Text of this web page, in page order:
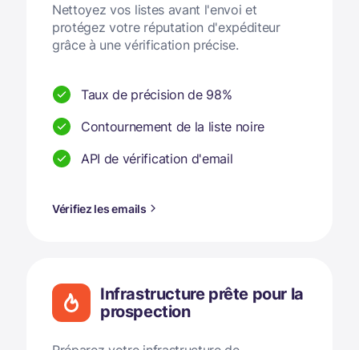
Nettoyez vos listes avant l'envoi et
protégez votre réputation d'expéditeur
grâce à une vérification précise.
Taux de précision de 98%
Contournement de la liste noire
API de vérification d'email
Vérifiez les emails
Infrastructure prête pour la
prospection